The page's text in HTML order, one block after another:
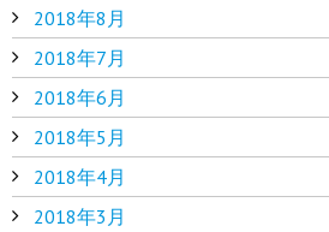
2018年8月
2018年7月
2018年6月
2018年5月
2018年4月
2018年3月